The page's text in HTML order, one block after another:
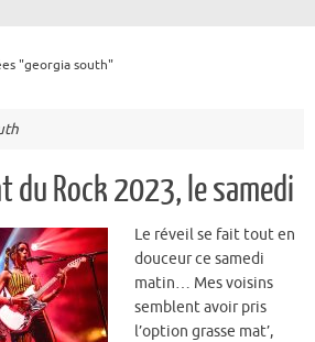
"georgia south"
du Rock 2023, le samedi
Le réveil se fait tout en
douceur ce samedi
matin… Mes voisins
semblent avoir pris
l’option grasse mat’,